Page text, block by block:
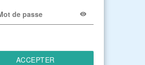
de passe
ACCEPTER